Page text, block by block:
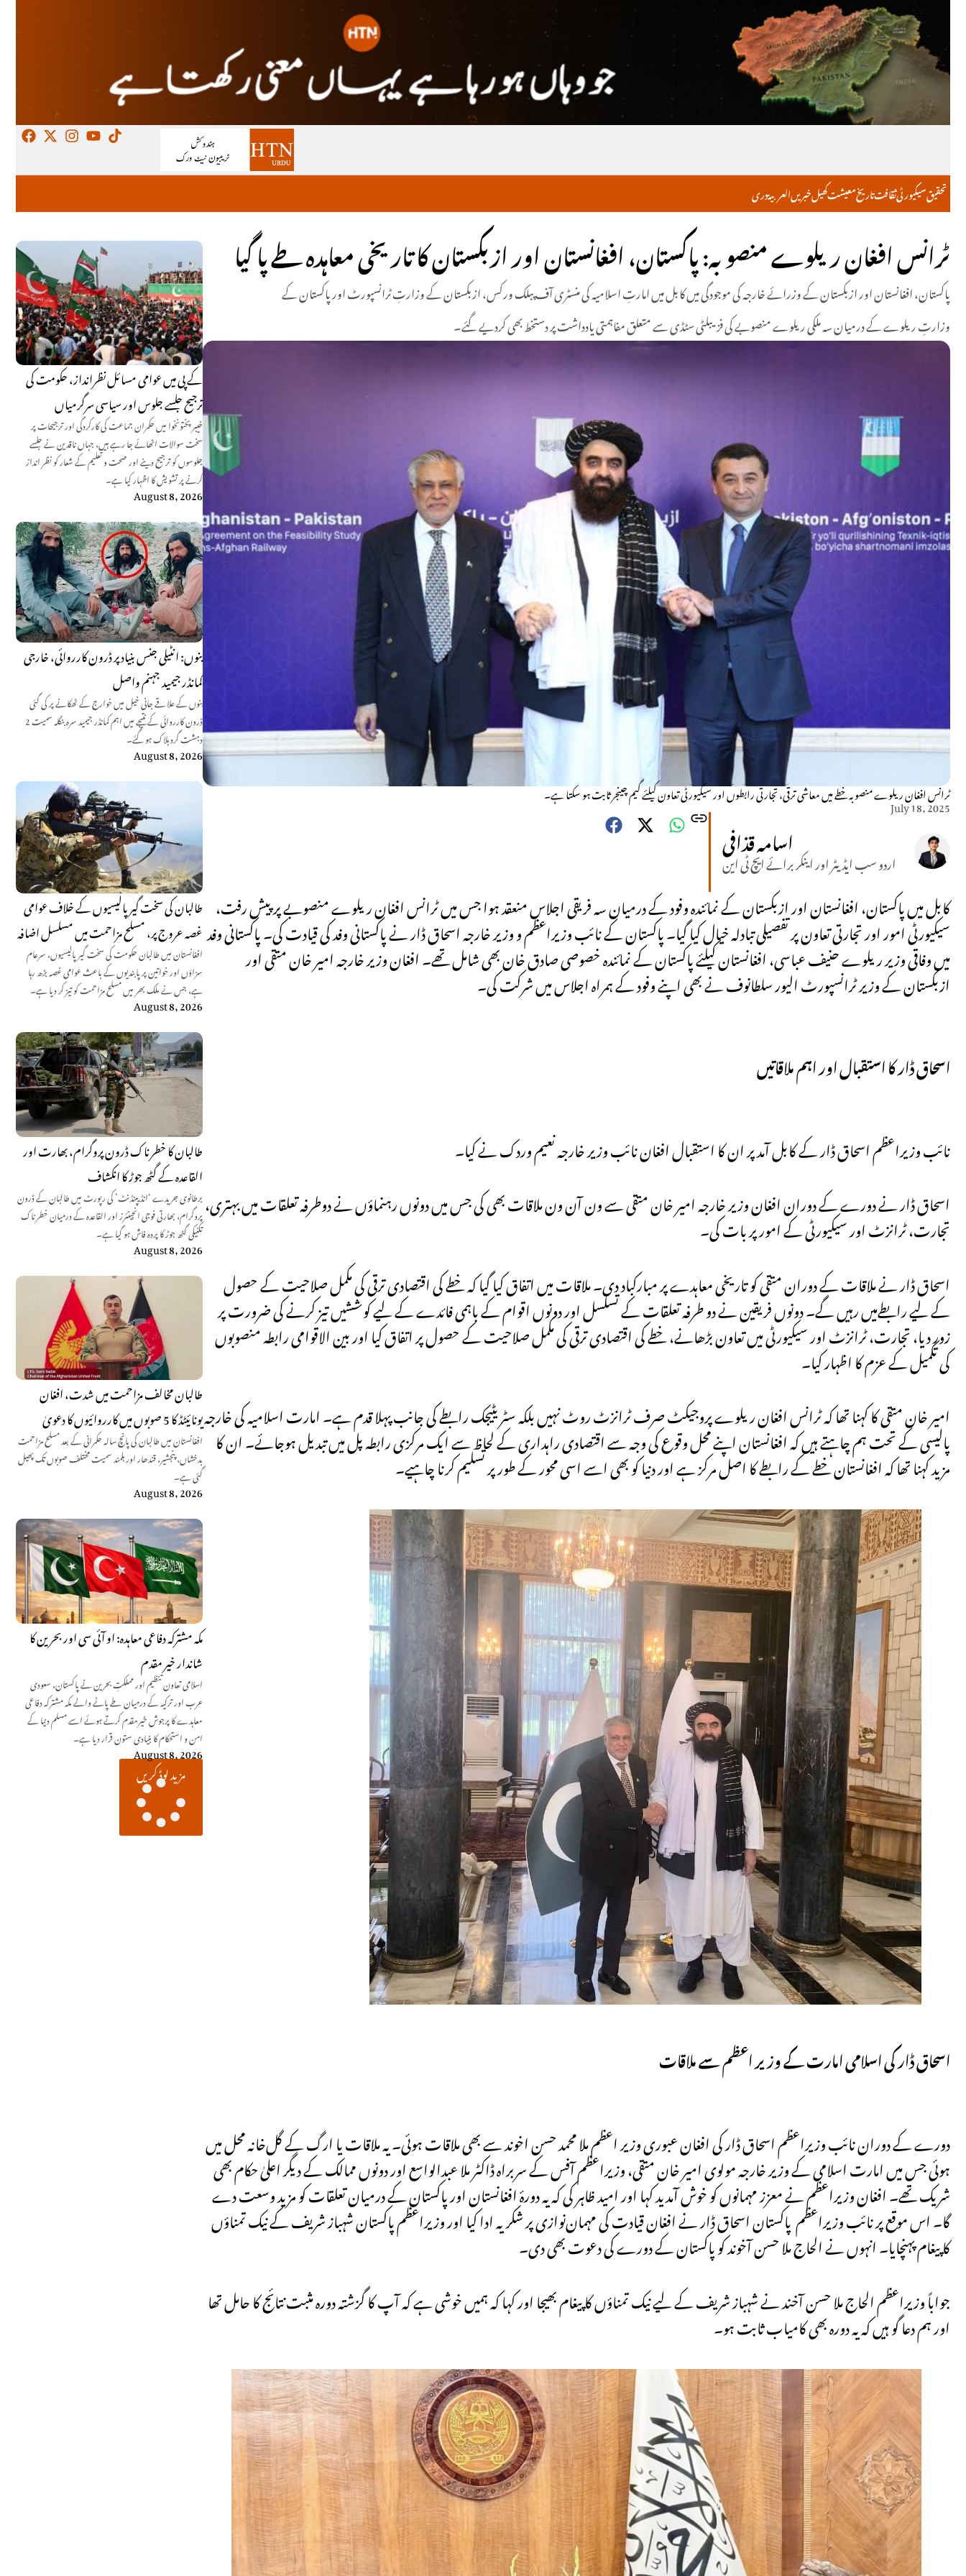
خبریںکھیلمعیشتتاریخثقافتسیکیورٹیتحقیق دریالعربية
کے پی میں عوامی مسائل نظرانداز، حکومت کی
ترجیح جلسے جلوس اور سیاسی سرگرمیاں
خیبر پختونخوا میں حکمران جماعت کی کارکردگی اور ترجیحات پر
سخت سوالات اٹھائے جا رہے ہیں، جہاں ناقدین نے جلسے
جلوسوں کو ترجیح دینے اور صحت و تعلیم کے شعار کو نظر انداز
کرنے پر تشویش کا اظہار کیا ہے۔
August 8, 2026
بنوں: انٹیلی جنس بنیاد پر ڈرون کارروائی، خارجی
کمانڈر جیمید جہنم واصل
بنوں کے علاقے جانی خیل میں خوارج کے ٹھکانے پر کی گئی
ڈرون کارروائی کے نتیجے میں اہم کمانڈر جیمید سرہ بنگلہ سمیت 2
دہشت گرد ہلاک ہو گئے۔
August 8, 2026
طالبان کی سخت گیر پالیسیوں کے خلاف عوامی
غصہ عروج پر، مسلح مزاحمت میں مسلسل اضافہ
افغانستان میں طالبان حکومت کی سخت گیر پالیسیوں، سرعام
سزاؤں اور خواتین پر پابندیوں کے باعث عوامی غصہ بڑھ رہا
ہے، جس نے ملک بھر میں مسلح مزاحمت کو تیز کر دیا ہے۔
August 8, 2026
طالبان کا خطرناک ڈرون پروگرام، بھارت اور
القاعدہ کے گٹھ جوڑ کا انکشاف
برطانوی جریدے ‘انڈیپنڈنٹ’ کی رپورٹ میں طالبان کے ڈرون
پروگرام، بھارتی فوجی انجینئرز اور القاعدہ کے درمیان خطرناک
تکنیکی گٹھ جوڑ کا پردہ فاش ہو گیا ہے۔
August 8, 2026
طالبان مخالف مزاحمت میں شدت، افغان
یونائیٹڈ کا 5 صوبوں میں کارروائیوں کا دعویٰ
افغانستان میں طالبان کی پانچ سالہ حکمرانی کے بعد مسلح مزاحمت
بدخشاں، پنجشیر، قندھار اور ہلمند سمیت مختلف صوبوں تک پھیل
گئی ہے۔
August 8, 2026
مکہ مشترکہ دفاعی معاہدہ: او آئی سی اور بحرین کا
شاندار خیر مقدم
اسلامی تعاون تنظیم اور مملکتِ بحرین نے پاکستان، سعودی
عرب اور ترکیہ کے درمیان طے پانے والے مکہ مشترکہ دفاعی
معاہدے کا پرجوش خیرمقدم کرتے ہوئے اسے مسلم دنیا کے
امن و استحکام کا بنیادی ستون قرار دیا ہے۔
August 8, 2026
مزید لوڈ کریں
ٹرانس افغان ریلوے منصوبہ: پاکستان، افغانستان اور ازبکستان کا تاریخی معاہدہ طے پا گیا
پاکستان، افغانستان اور ازبکستان کے وزرائے خارجہ کی موجودگی میں کابل میں امارتِ اسلامیہ کی منسٹری آف پبلک ورکس، ازبکستان کے وزارتِ ٹرانسپورٹ اور پاکستان کے
وزارتِ ریلوے کے درمیان سہ ملکی ریلوے منصوبے کی فزیبلٹی سٹڈی سے متعلق مفاہمتی یادداشت پر دستخط بھی کردیے گئے۔
ٹرانس افغان ریلوے منصوبہ خطے میں معاشی ترقی، تجارتی رابطوں اور سیکیورٹی تعاون کیلئے گیم چینجر ثابت ہو سکتا ہے۔
July 18, 2025
اسامہ قذافی
اردو سب ایڈیٹر اور اینکر برائے ایچ ٹی این
کابل میں پاکستان، افغانستان اور ازبکستان کے نمائندہ وفود کے درمیان سہ فریقی اجلاس منعقد ہوا جس میں ٹرانس افغان ریلوے منصوبے پر پیش رفت،
سیکیورٹی امور اور تجارتی تعاون پر تفصیلی تبادلہ خیال کیا گیا۔ پاکستان کے نائب وزیراعظم و وزیر خارجہ اسحاق ڈار نے پاکستانی وفد کی قیادت کی۔ پاکستانی وفد
میں وفاقی وزیر ریلوے حنیف عباسی، افغانستان کیلئے پاکستان کے نمائندہ خصوصی صادق خان بھی شامل تھے۔ افغان وزیر خارجہ امیر خان متقی اور
ازبکستان کے وزیر ٹرانسپورٹ الیور سلطانوف نے بھی اپنے وفود کے ہمراہ اجلاس میں شرکت کی۔
اسحاق ڈار کا استقبال اور اہم ملاقاتیں
نائب وزیراعظم اسحاق ڈار کے کابل آمد پر ان کا استقبال افغان نائب وزیر خارجہ نعیم وردک نے کیا۔
اسحاق ڈار نے دورے کے دوران افغان وزیر خارجہ امیر خان متقی سے ون آن ون ملاقات بھی کی جس میں دونوں رہنماؤں نے دوطرفہ تعلقات میں بہتری،
تجارت، ٹرانزٹ اور سیکیورٹی کے امور پر بات کی۔
اسحاق ڈار نے ملاقات کے دوران متقی کو تاریخی معاہدے پر مبارکباد دی۔ ملاقات میں اتفاق کیا گیا کہ خطے کی اقتصادی ترقی کی مکمل صلاحیت کے حصول
کے لیے رابطےمیں رہیں گے۔ دونوں فریقین نے دو طرفہ تعلقات کے تسلسل اور دونوں اقوام کے باہمی فائدے کے لیے کوششیں تیز کرنے کی ضرورت پر
زور دیا، تجارت، ٹرانزٹ اور سیکیورٹی میں تعاون بڑھانے، خطے کی اقتصادی ترقی کی مکمل صلاحیت کے حصول پر اتفاق کیا اور بین الاقوامی رابطہ منصوبوں
کی تکمیل کے عزم کا اظہار کیا۔
امیر خان متقی کا کہنا تھا کہ ٹرانس افغان ریلوے پروجیکٹ صرف ٹرانزٹ روٹ نہیں بلکہ سٹریٹیجک رابطے کی جانب پہلا قدم ہے۔ امارت اسلامیہ کی خارجہ
پالیسی کے تحت ہم چاہتے ہیں کہ افغانستان اپنے محل وقوع کی وجہ سے اقتصادی راہداری کے لحاظ سے ایک مرکزی رابطہ پل میں تبدیل ہوجائے۔ ان کا
مزید کہنا تھا کہ افغانستان خطے کے رابطے کا اصل مرکز ہے اور دنیا کو بھی اسے اسی محور کے طور پر تسلیم کرنا چاہیے۔
اسحاق ڈار کی اسلامی امارت کے وزیر اعظم سے ملاقات
دورے کے دوران نائب وزیراعظم اسحاق ڈار کی افغان عبوری وزیر اعظم ملا محمد حسن اخوند سے بھی ملاقات ہوئی۔ یہ ملاقات یا ارگ کے گل‌خانہ محل میں
ہوئی جس میں امارت اسلامی کے وزیر خارجہ مولوی امیر خان متقی، وزیراعظم آفس کے سربراہ ڈاکٹر ملا عبدالواسع اور دونوں ممالک کے دیگر اعلیٰ حکام بھی
شریک تھے۔ افغان وزیراعظم نے معزز مہمانوں کو خوش آمدید کہا اور امید ظاہر کی کہ یہ دورۂ افغانستان اور پاکستان کے درمیان تعلقات کو مزید وسعت دے
گا۔ اس موقع پر نائب وزیراعظم پاکستان اسحاق ڈار نے افغان قیادت کی مہمان‌نوازی پر شکریہ ادا کیا اور وزیراعظم پاکستان شہباز شریف کے نیک تمناؤں
کا پیغام پہنچایا۔ انہوں نے الحاج ملا حسن آخوند کو پاکستان کے دورے کی دعوت بھی دی۔
جواباً وزیراعظم الحاج ملا حسن آخند نے شہباز شریف کے لیے نیک تمناؤں کا پیغام بھیجا اور کہا کہ ہمیں خوشی ہے کہ آپ کا گزشتہ دورہ مثبت نتائج کا حامل تھا
اور ہم دعا گو ہیں کہ یہ دورہ بھی کامیاب ثابت ہو۔